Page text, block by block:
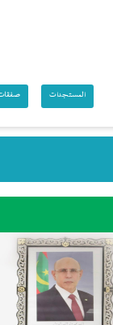
المستجدات